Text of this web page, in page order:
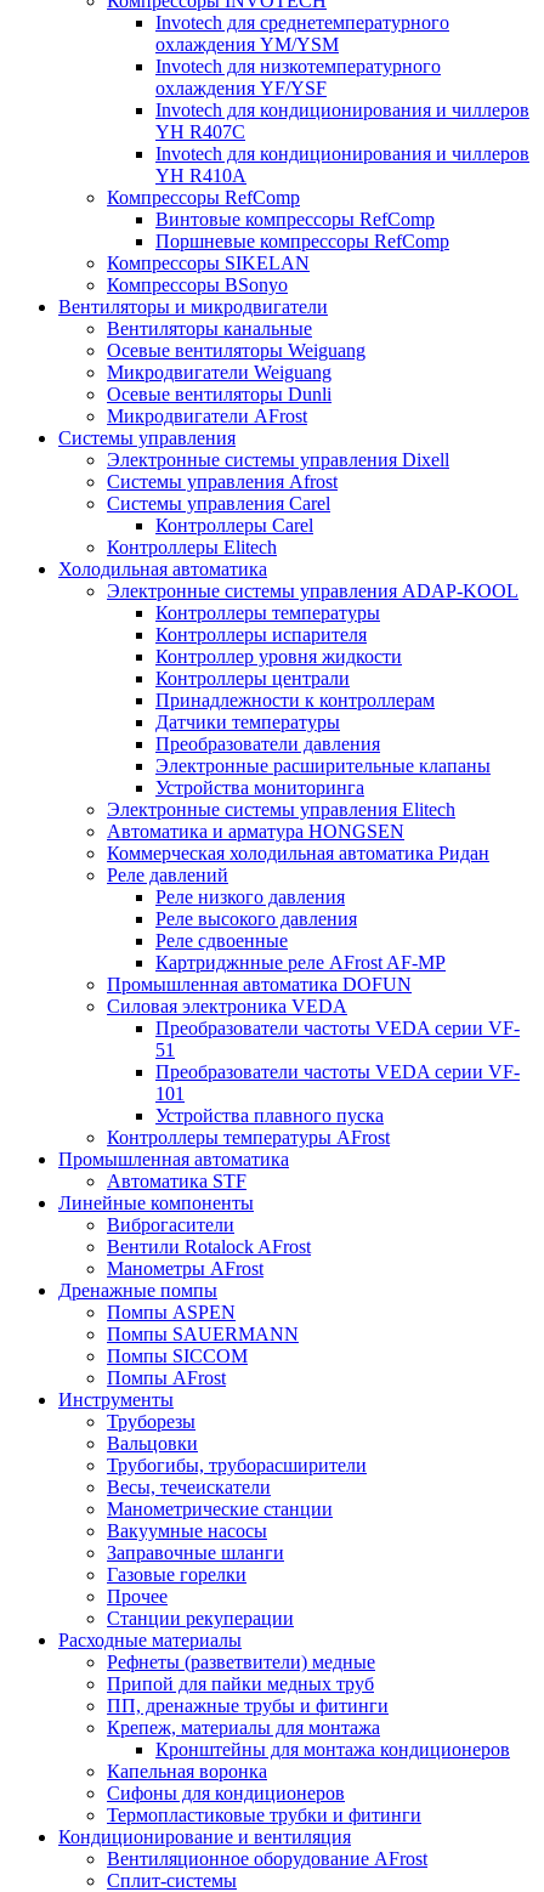
Invotech для среднетемпературного
охлаждения YM/YSM
Invotech для низкотемпературного
охлаждения YF/YSF
Invotech для кондиционирования и чиллеров
YH R407C
Invotech для кондиционирования и чиллеров
YH R410A
Компрессоры RefComp
Винтовые компрессоры RefComp
Поршневые компрессоры RefComp
Компрессоры SIKELAN
Компрессоры BSonyo
Вентиляторы и микродвигатели
Вентиляторы канальные
Осевые вентиляторы Weiguang
Микродвигатели Weiguang
Осевые вентиляторы Dunli
Микродвигатели AFrost
Системы управления
Электронные системы управления Dixell
Системы управления Afrost
Системы управления Carel
Контроллеры Carel
Контроллеры Elitech
Холодильная автоматика
Электронные системы управления ADAP-KOOL
Контроллеры температуры
Контроллеры испарителя
Контроллер уровня жидкости
Контроллеры централи
Принадлежности к контроллерам
Датчики температуры
Преобразователи давления
Электронные расширительные клапаны
Устройства мониторинга
Электронные системы управления Elitech
Автоматика и арматура HONGSEN
Коммерческая холодильная автоматика Ридан
Реле давлений
Реле низкого давления
Реле высокого давления
Реле сдвоенные
Картриджнные реле AFrost AF-MP
Промышленная автоматика DOFUN
Силовая электроника VEDA
Преобразователи частоты VEDA серии VF-
51
Преобразователи частоты VEDA серии VF-
101
Устройства плавного пуска
Контроллеры температуры AFrost
Промышленная автоматика
Автоматика STF
Линейные компоненты
Виброгасители
Вентили Rotalock AFrost
Манометры AFrost
Дренажные помпы
Помпы ASPEN
Помпы SAUERMANN
Помпы SICCOM
Помпы AFrost
Инструменты
Труборезы
Вальцовки
Трубогибы, труборасширители
Весы, течеискатели
Манометрические станции
Вакуумные насосы
Заправочные шланги
Газовые горелки
Прочее
Станции рекуперации
Расходные материалы
Рефнеты (разветвители) медные
Припой для пайки медных труб
ПП, дренажные трубы и фитинги
Крепеж, материалы для монтажа
Кронштейны для монтажа кондиционеров
Капельная воронка
Сифоны для кондиционеров
Термопластиковые трубки и фитинги
Кондиционирование и вентиляция
Вентиляционное оборудование AFrost
Сплит-системы